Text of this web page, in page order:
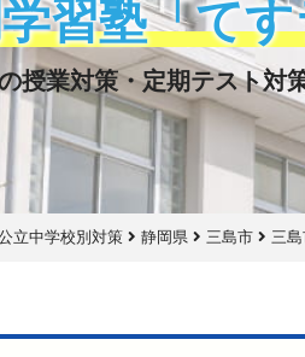
習塾「て
授業対策・定期テスト対
立中学校別対策 静岡県 三島市 三